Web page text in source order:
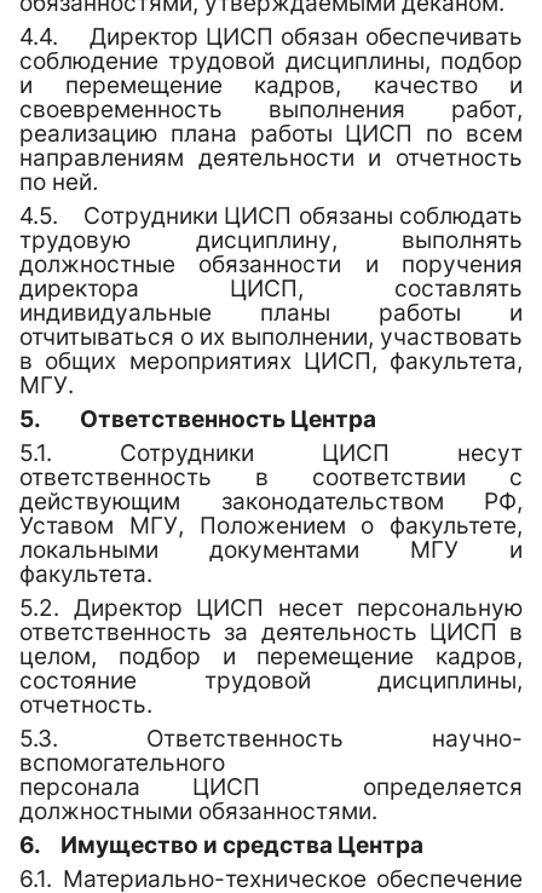
4.4.
Директор ЦИСП обязан обеспечивать
соблюдение трудовой дисциплины, подбор
и перемещение кадров, качество и
своевременность выполнения работ,
реализацию плана работы ЦИСП
по всем
направлениям деятельности и отчетность
по ней.
4.5.
Сотрудники ЦИСП обязаны соблюдать
трудовую дисциплину, выполнять
должностные обязанности и поручения
директора ЦИСП, составлять
индивидуальные планы работы и
отчитываться о их выполнении, участвовать
в общих мероприятиях ЦИСП, факультета,
МГУ.
5.
Ответственность Центра
5.1. Сотрудники ЦИСП несут
ответственность в соответствии с
действующим законодательством РФ,
Уставом МГУ, Положением о факультете,
локальными документами МГУ и
факультета.
5.2. Директор ЦИСП несет персональную
ответственность за деятельность ЦИСП в
целом, подбор и перемещение кадров,
состояние трудовой дисциплины,
отчетность.
5.3. Ответственность научно-
вспомогательного
персонала ЦИСП
определяется
должностными обязанностями.
6.
Имущество и средства Центра
6.1. Материально-техническое обеспечение